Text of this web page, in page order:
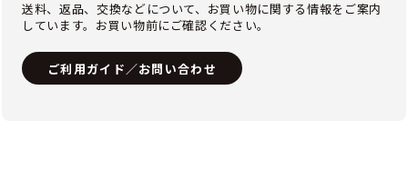
送料、返品、交換などについて、お買い物に関する情報をご案内
しています。お買い物前にご確認ください。
ご利用ガイド／お問い合わせ